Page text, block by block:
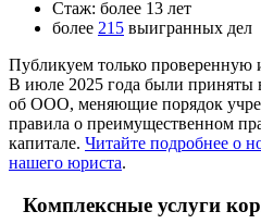
Стаж: более 13 лет
более 215 выигранных дел
Публикуем только
В июле 2025 года были приняты
об ООО, меняющие порядок
правила о преимущественном
капитале. Читайте подробнее о
нашего юриста.
Комплексные услуги